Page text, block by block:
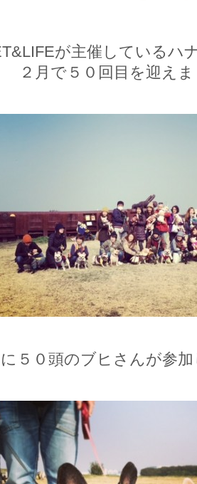
が主催しているハ
２月で５０回目を迎え
に５０頭のブヒさんが参